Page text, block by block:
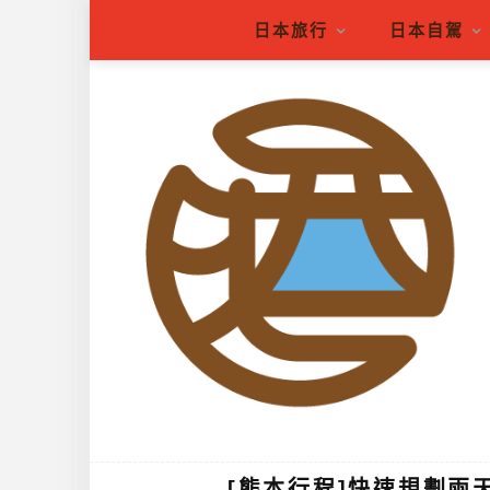
日本旅行 日本自駕